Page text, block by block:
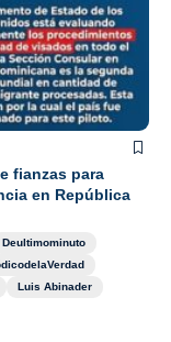
fianzas para
en República
Deultimominuto
Luis Abinader